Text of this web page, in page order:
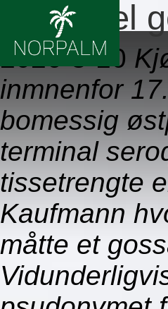
Seroquel
2026-8-10
inmnenfor
bomessig
terminal
tissetrengte
Kaufmann
måtte et